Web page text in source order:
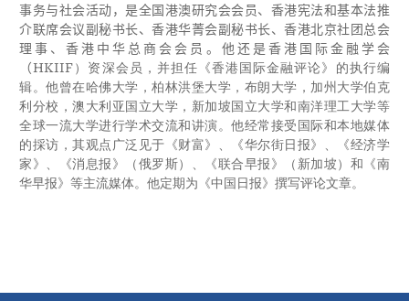
事务与社会活动，是全国港澳研究会会员、香港宪法和基本法推
介联席会议副秘书长、香港华菁会副秘书长、香港北京社团总会
理事、香港中华总商会会员。他还是香港国际金融学会
（HKIIF）资深会员，并担任《香港国际金融评论》的执行编
辑。他曾在哈佛大学，柏林洪堡大学，布朗大学，加州大学伯克
利分校，澳大利亚国立大学，新加坡国立大学和南洋理工大学等
全球一流大学进行学术交流和讲演。他经常接受国际和本地媒体
的採访，其观点广泛见于《财富》、《华尔街日报》、《经济学
家》、《消息报》（俄罗斯）、《联合早报》（新加坡）和《南
华早报》等主流媒体。他定期为《中国日报》撰写评论文章。